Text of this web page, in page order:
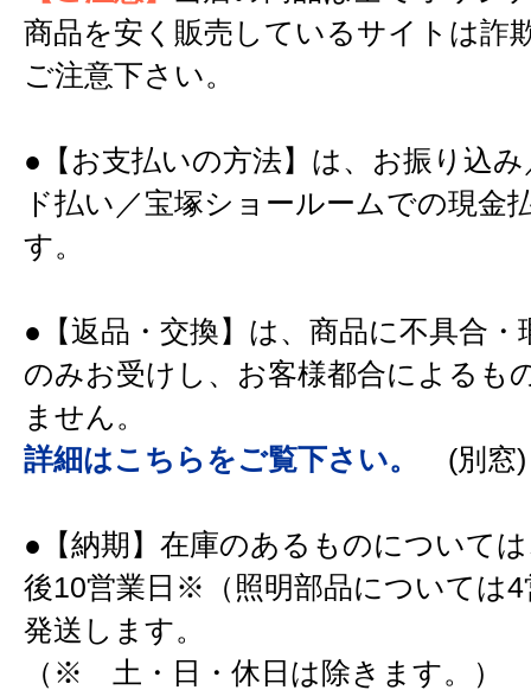
商品を安く販売しているサイトは詐
ご注意下さい。
●【お支払いの方法】は、お振り込
ド払い／宝塚ショールームでの現金
す。
●【返品・交換】は、商品に不具合・
のみお受けし、お客様都合によるも
ません。
詳細はこちらをご覧下さい。
(別窓)
●【納期】在庫のあるものについて
後10営業日※（照明部品については4
発送します。
（※ 土・日・休日は除きます。）